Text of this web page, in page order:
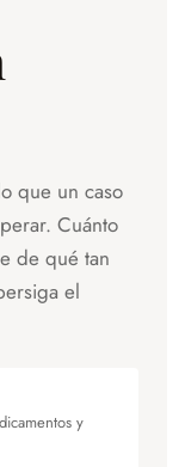
que un caso
Cuánto
de qué tan
el
y